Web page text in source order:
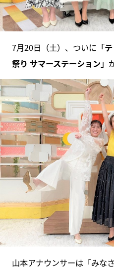
7月20日（土）、ついに「
祭り サマーステーション」
山本アナウンサーは「みな